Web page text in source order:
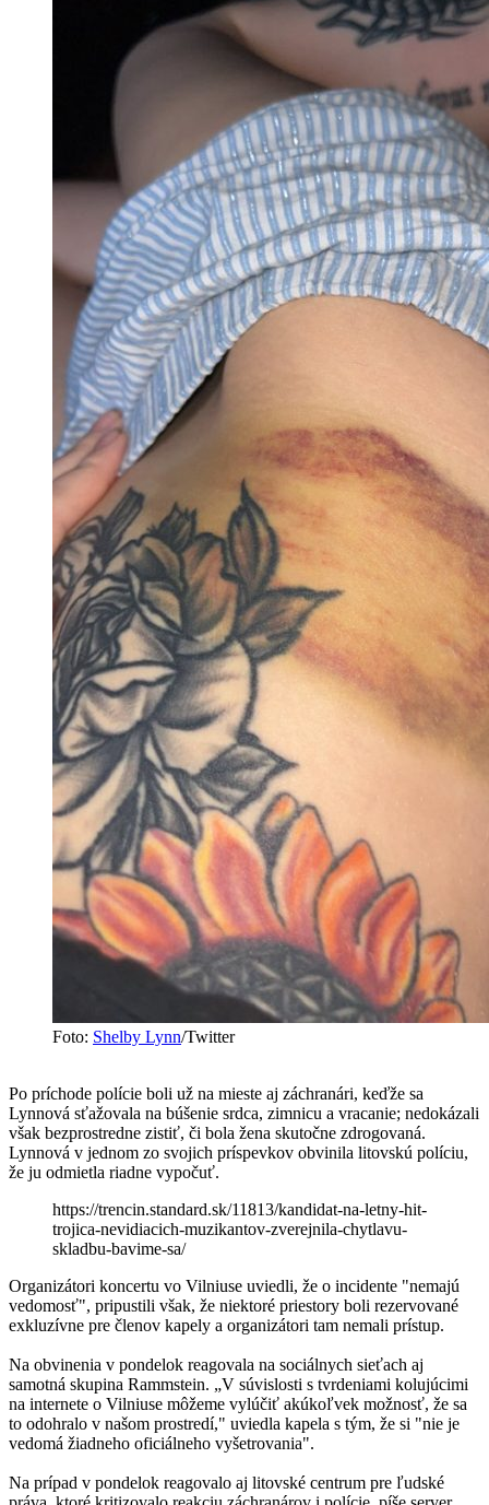
Foto: Shelby Lynn/Twitter
Po príchode polície boli už na mieste aj záchranári, keďže sa
Lynnová sťažovala na búšenie srdca, zimnicu a vracanie; nedokázali
však bezprostredne zistiť, či bola žena skutočne zdrogovaná.
Lynnová v jednom zo svojich príspevkov obvinila litovskú políciu,
že ju odmietla riadne vypočuť.
https://trencin.standard.sk/11813/kandidat-na-letny-hit-
trojica-nevidiacich-muzikantov-zverejnila-chytlavu-
skladbu-bavime-sa/
Organizátori koncertu vo Vilniuse uviedli, že o incidente "nemajú
vedomosť", pripustili však, že niektoré priestory boli rezervované
exkluzívne pre členov kapely a organizátori tam nemali prístup.
Na obvinenia v pondelok reagovala na sociálnych sieťach aj
samotná skupina Rammstein. „V súvislosti s tvrdeniami kolujúcimi
na internete o Vilniuse môžeme vylúčiť akúkoľvek možnosť, že sa
to odohralo v našom prostredí," uviedla kapela s tým, že si "nie je
vedomá žiadneho oficiálneho vyšetrovania".
Na prípad v pondelok reagovalo aj litovské centrum pre ľudské